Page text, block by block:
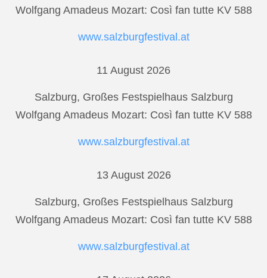
Wolfgang Amadeus Mozart: Così fan tutte KV 588
www.salzburgfestival.at
11 August 2026
Salzburg, Großes Festspielhaus Salzburg
Wolfgang Amadeus Mozart: Così fan tutte KV 588
www.salzburgfestival.at
13 August 2026
Salzburg, Großes Festspielhaus Salzburg
Wolfgang Amadeus Mozart: Così fan tutte KV 588
www.salzburgfestival.at